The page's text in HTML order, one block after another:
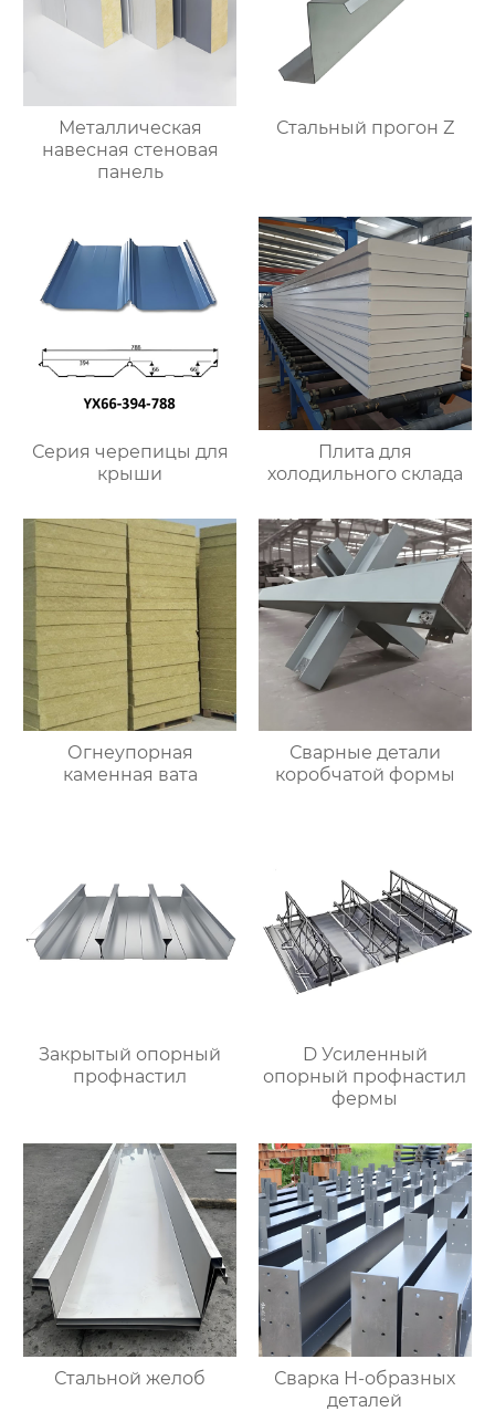
Металлическая
навесная стеновая
панель
Стальный прогон Z
Серия черепицы для
крыши
Плита для
холодильного склада
Огнеупорная
каменная вата
Сварные детали
коробчатой формы
Закрытый опорный
профнастил
D Усиленный
опорный профнастил
фермы
Стальной желоб
Сварка Н-образных
деталей